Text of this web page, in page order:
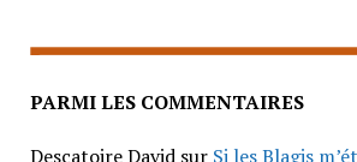
PARMI LES COMMENTAIRES
Descatoire Davidsur Si les Blagis